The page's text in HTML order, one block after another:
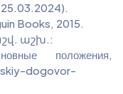
Books, 2015.
աշխ.:
положения,
dogovor-